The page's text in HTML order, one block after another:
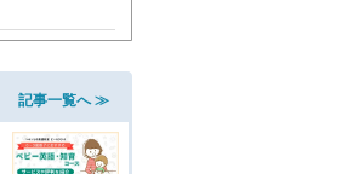
記事一覧へ ≫